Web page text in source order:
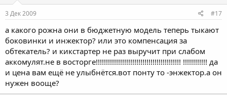
3 Дек 2009 #17
а какого рожна они в бюджетную модель теперь тыкают
боковинки и инжектор? или это компенсация за
обтекатель? и кикстартер не раз выручит при слабом
аккомулят.не в восторге!!!!!!!!!!!!!!!!!!!!!!!!!!!!!!!!!!!!!!!!!! !!!!!!!!!!!! да
и цена вам ещё не улыбнётся.вот понту то -энжектор.а он
нужен вооще?